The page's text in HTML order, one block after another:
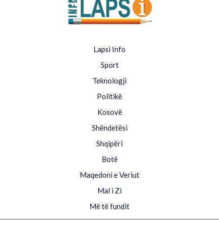
Lapsi Info
Sport
Teknologji
Politikë
Kosovë
Shëndetësi
Shqipëri
Botë
Maqedoni e Veriut
Mal i Zi
Më të fundit